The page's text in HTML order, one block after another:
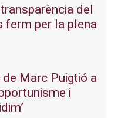
del
ferm per la plena
de Marc Puigtió a
i